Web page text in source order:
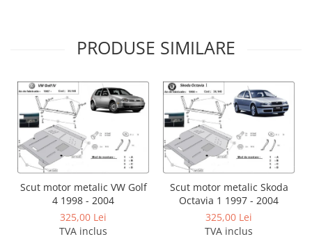
PRODUSE SIMILARE
Scut motor metalic VW Golf
4 1998 - 2004
325,00 Lei
TVA inclus
Scut motor metalic Skoda
Octavia 1 1997 - 2004
325,00 Lei
TVA inclus